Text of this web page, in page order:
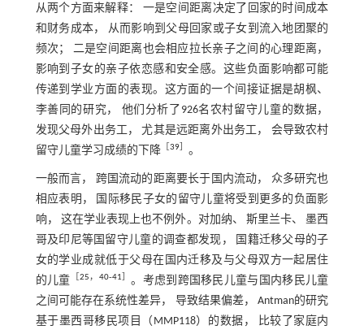
从两个方面来解释： 一是空间距离决定了回家的时间成本
和财务成本， 从而影响到父母回家或子女到流入地团聚的
频次； 二是空间距离也会相应拉长亲子之间的心理距离，
影响到子女的亲子依恋感和安全感。这些负面影响都可能
传递到学业方面的表现。这方面的一个间接证据是胡枫、
李善同的研究， 他们分析了926名农村留守儿童的数据，
发现父母外出务工， 尤其是远距离外出务工， 会导致农村
留守儿童学习成绩的下降［ 39］ 。
一般而言， 跨国流动的距离要长于国内流动， 众多研究也
相应表明， 国际移民子女的留守儿童将受到更多的负面影
响， 这在学业表现上也不例外。对加纳、 斯里兰卡、 墨西
哥及印尼等国留守儿童的调查都发现， 国籍迁移父母的子
女的学业成就低于父母在国内迁移及与父母双方一起居住
的儿童
25， 40‐41
。考虑到跨国移民儿童与国内移民儿童
之间可能存在系统性差异， 导致结果偏差， Antman的研究
基于墨西哥移民项目（MMP118）的数据， 比较了家庭内